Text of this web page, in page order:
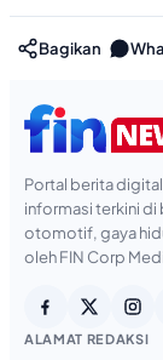
Bagikan
Portal berita
informasi terkini
otomotif, gaya
oleh FIN Corp
ALAMAT REDAKSI